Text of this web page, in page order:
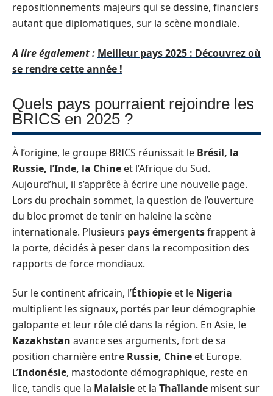
repositionnements majeurs qui se dessine, financiers
autant que diplomatiques, sur la scène mondiale.
A lire également : Meilleur pays 2025 : Découvrez où
se rendre cette année !
Quels pays pourraient rejoindre les
BRICS en 2025 ?
À l’origine, le groupe BRICS réunissait le Brésil, la
Russie, l’Inde, la Chine et l’Afrique du Sud.
Aujourd’hui, il s’apprête à écrire une nouvelle page.
Lors du prochain sommet, la question de l’ouverture
du bloc promet de tenir en haleine la scène
internationale. Plusieurs pays émergentsfrappent à
la porte, décidés à peser dans la recomposition des
rapports de force mondiaux.
Sur le continent africain, l’Éthiopie et le Nigeria
multiplient les signaux, portés par leur démographie
galopante et leur rôle clé dans la région. En Asie, le
Kazakhstan avance ses arguments, fort de sa
position charnière entre Russie, Chine et Europe.
L’Indonésie, mastodonte démographique, reste en
lice, tandis que la Malaisie et la Thaïlande misent sur